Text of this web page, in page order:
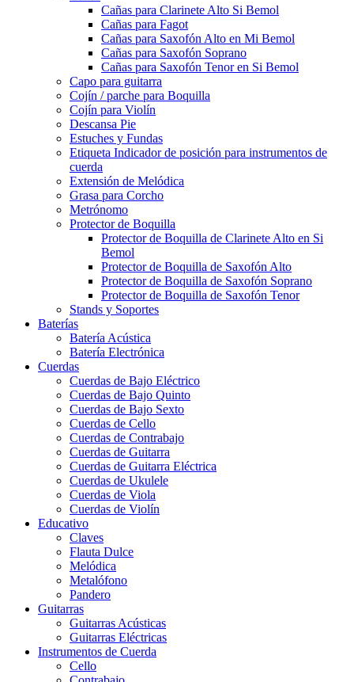
Cañas para Clarinete Alto Si Bemol
Cañas para Fagot
Cañas para Saxofón Alto en Mi Bemol
Cañas para Saxofón Soprano
Cañas para Saxofón Tenor en Si Bemol
Capo para guitarra
Cojín / parche para Boquilla
Cojín para Violín
Descansa Pie
Estuches y Fundas
Etiqueta Indicador de posición para instrumentos de
cuerda
Extensión de Melódica
Grasa para Corcho
Metrónomo
Protector de Boquilla
Protector de Boquilla de Clarinete Alto en Si
Bemol
Protector de Boquilla de Saxofón Alto
Protector de Boquilla de Saxofón Soprano
Protector de Boquilla de Saxofón Tenor
Stands y Soportes
Baterías
Batería Acústica
Batería Electrónica
Cuerdas
Cuerdas de Bajo Eléctrico
Cuerdas de Bajo Quinto
Cuerdas de Bajo Sexto
Cuerdas de Cello
Cuerdas de Contrabajo
Cuerdas de Guitarra
Cuerdas de Guitarra Eléctrica
Cuerdas de Ukulele
Cuerdas de Viola
Cuerdas de Violín
Educativo
Claves
Flauta Dulce
Melódica
Metalófono
Pandero
Guitarras
Guitarras Acústicas
Guitarras Eléctricas
Instrumentos de Cuerda
Cello